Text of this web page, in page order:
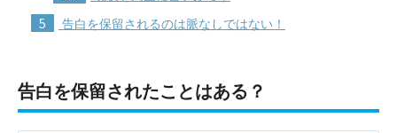
5 告白を保留されるのは脈なしではない！
告白を保留されたことはある？